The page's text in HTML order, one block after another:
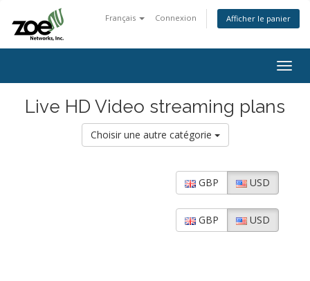
Français Connexion Afficher le panier
Live HD Video streaming plans
Choisir une autre catégorie
GBP USD
GBP USD